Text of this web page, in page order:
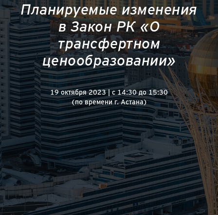
Планируемые изменения
в Закон РК «О
трансфертном
ценообразовании»
19 октября 2023 | с 14:30 до 15:30
(по времени г. Астана)